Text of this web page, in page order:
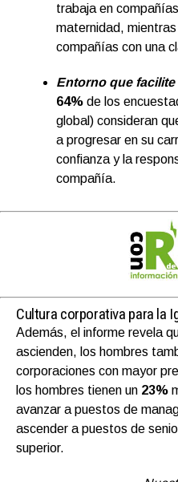
trabaja en
maternidad, mientras
compañías con una
Entorno que
64% de los
global) consideran
a progresar en su
confianza y la
compañía.
Cultura corporativa para la
Además, el informe revela
ascienden, los hombres
corporaciones con mayor
los hombres tienen un 23%
avanzar a puestos de
ascender a puestos de
superior.